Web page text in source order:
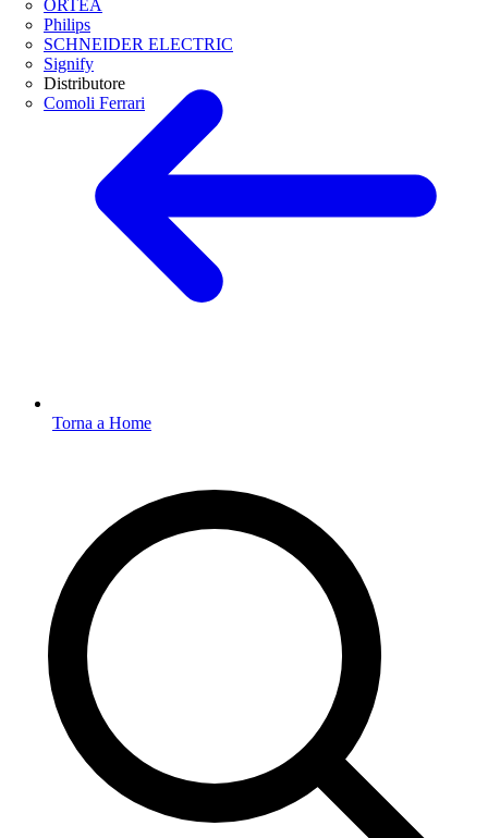
ORTEA
Philips
SCHNEIDER ELECTRIC
Signify
Distributore
Comoli Ferrari
Torna a Home